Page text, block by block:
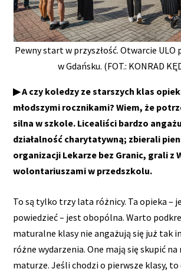
Pewny start w przyszłość. Otwarcie
w Gdańsku. (FOT.: KONRAD
▶ A czy koledzy ze starszych klas
młodszymi rocznikami? Wiem, że
silna w szkole. Licealiści bardzo
działalność charytatywną; zbierali
organizacji Lekarze bez Granic, grali z
wolontariuszami w przedszkolu.
To są tylko trzy lata różnicy. Ta opieka –
powiedzieć – jest obopólna. Warto
maturalne klasy nie angażują się już tak
różne wydarzenia. One mają się skupić na
maturze. Jeśli chodzi o pierwsze klasy,